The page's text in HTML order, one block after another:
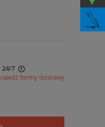
24/7
formy dostawy